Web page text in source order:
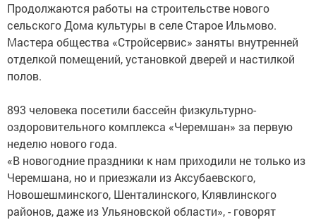
Продолжаются работы на строительстве нового
сельского Дома культуры в селе Старое Ильмово.
Мастера общества «Стройсервис» заняты внутренней
отделкой помещений, установкой дверей и настилкой
полов.
893 человека посетили бассейн физкультурно-
оздоровительного комплекса «Черемшан» за первую
неделю нового года.
«В новогодние праздники к нам приходили не только из
Черемшана, но и приезжали из Аксубаевского,
Новошешминского, Шенталинского, Клявлинского
районов, даже из Ульяновской области», - говорят